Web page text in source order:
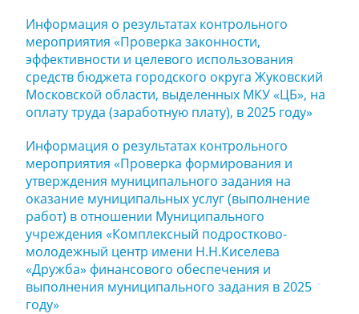
Информация о результатах контрольного
мероприятия «Проверка законности,
эффективности и целевого использования
средств бюджета городского округа Жуковский
Московской области, выделенных МКУ «ЦБ», на
оплату труда (заработную плату), в 2025 году»
Информация о результатах контрольного
мероприятия «Проверка формирования и
утверждения муниципального задания на
оказание муниципальных услуг (выполнение
работ) в отношении Муниципального
учреждения «Комплексный подростково-
молодежный центр имени Н.Н.Киселева
«Дружба» финансового обеспечения и
выполнения муниципального задания в 2025
году»